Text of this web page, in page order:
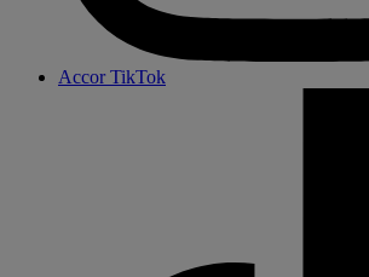
Accor TikTok